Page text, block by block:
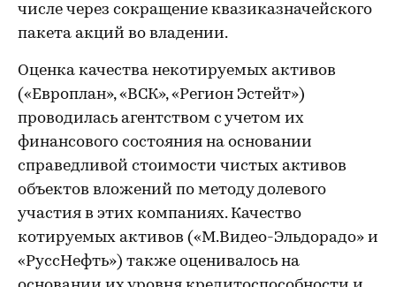
числе через сокращение квазиказначейского
пакета акций во владении.
Оценка качества некотируемых активов
(«Европлан», «ВСК», «Регион Эстейт»)
проводилась агентством с учетом их
финансового состояния на основании
справедливой стоимости чистых активов
объектов вложений по методу долевого
участия в этих компаниях. Качество
котируемых активов («М.Видео-Эльдорадо» и
«РуссНефть») также оценивалось на